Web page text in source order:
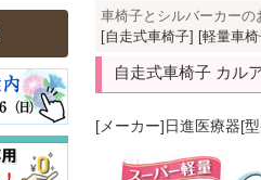
車椅子とシルバーカーの
[自走式車椅子] [軽量車椅
自走式車椅子 カル
[メーカー]日進医療器[